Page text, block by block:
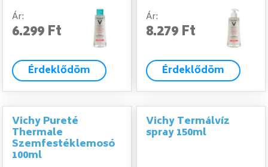
Ár:
6.299 Ft
Érdeklődöm
Ár:
8.279 Ft
Érdeklődöm
Vichy Pureté
Thermale
Szemfestéklemosó
100ml
Vichy Termálvíz
spray 150ml